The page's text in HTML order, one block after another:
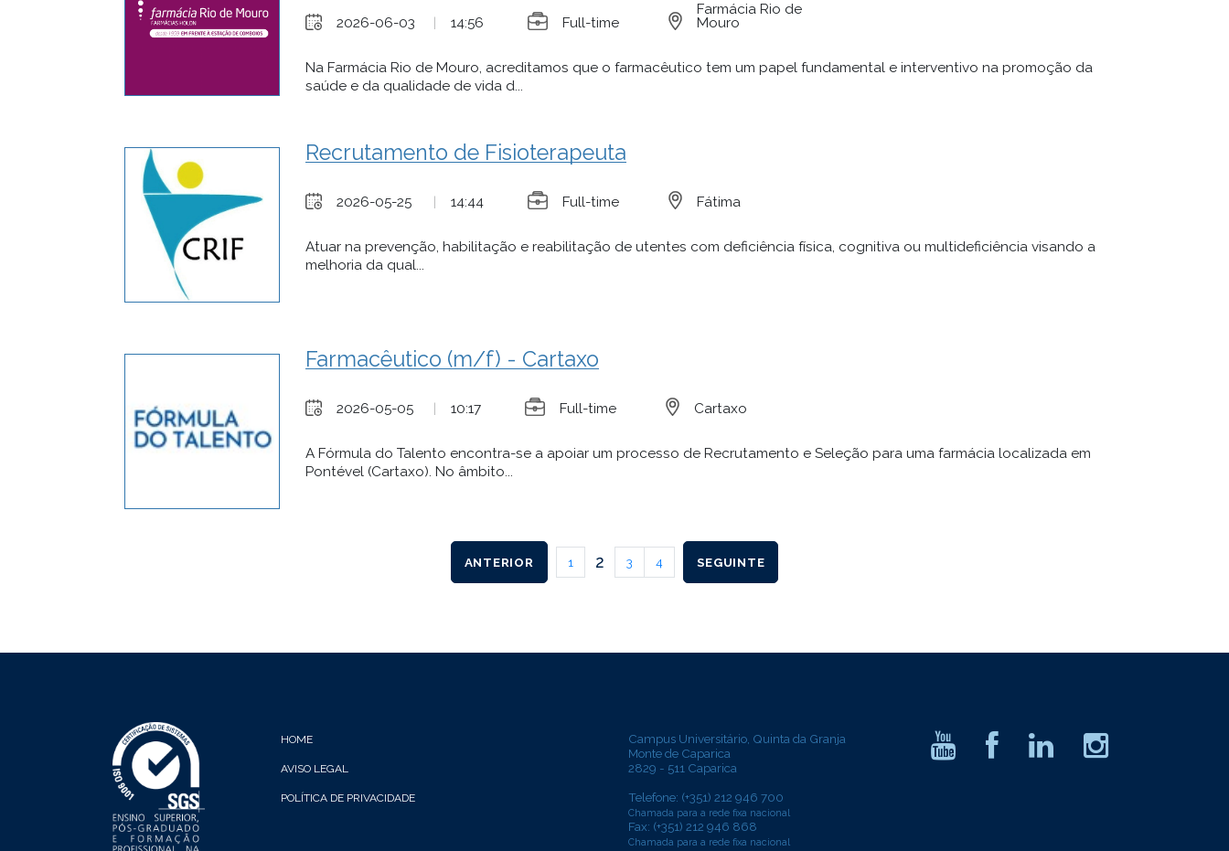
2026-06-03 | 14:56 Full-time
Farmácia Rio de
Mouro
Na Farmácia Rio de Mouro, acreditamos que o farmacêutico tem um papel fundamental e interventivo na promoção da
saúde e da qualidade de vida d...
Recrutamento de Fisioterapeuta
2026-05-25 | 14:44 Full-time Fátima
Atuar na prevenção, habilitação e reabilitação de utentes com deficiência física, cognitiva ou multideficiência visando a
melhoria da qual...
Farmacêutico (m/f) - Cartaxo
2026-05-05 | 10:17 Full-time Cartaxo
A Fórmula do Talento encontra-se a apoiar um processo de Recrutamento e Seleção para uma farmácia localizada em
Pontével (Cartaxo). No âmbito...
ANTERIOR 1 2 3 4 SEGUINTE
HOME
AVISO LEGAL
POLÍTICA DE PRIVACIDADE
Campus Universitário, Quinta da Granja
Monte de Caparica
2829 - 511 Caparica
Telefone: (+351) 212 946 700
Chamada para a rede fixa nacional
Fax: (+351) 212 946 868
Chamada para a rede fixa nacional